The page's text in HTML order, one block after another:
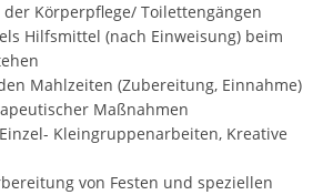
Körperpflege/ Toilettengängen
Hilfsmittel (nach Einweisung) beim
Mahlzeiten (Zubereitung, Einnahme)
Maßnahmen
Kleingruppenarbeiten, Kreative
von Festen und speziellen